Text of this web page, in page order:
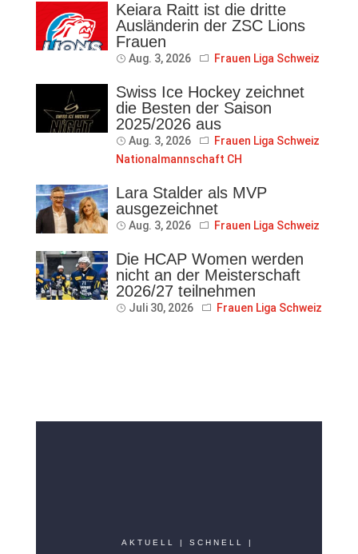
Keiara Raitt ist die dritte
Ausländerin der ZSC Lions
Frauen
Aug. 3, 2026 Frauen Liga Schweiz
Swiss Ice Hockey zeichnet
die Besten der Saison
2025/2026 aus
Aug. 3, 2026
Frauen Liga Schweiz
Nationalmannschaft CH
Lara Stalder als MVP
ausgezeichnet
Aug. 3, 2026 Frauen Liga Schweiz
Die HCAP Women werden
nicht an der Meisterschaft
2026/27 teilnehmen
Juli 30, 2026 Frauen Liga Schweiz
AKTUELL | SCHNELL |